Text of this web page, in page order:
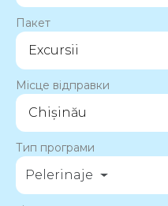
Пакет
Місце відправки
Тип програми
Pelerinaje